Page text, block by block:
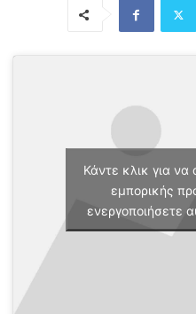
Κάντε κλικ για να
εμπορικής
ενεργοποιήσετε